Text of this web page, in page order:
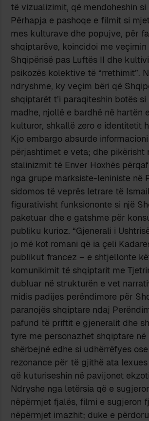
të vizualizimit, që mendoheshin si
Përhapja e pashoqe e filmit si
mes kulturave dhe popujve, për
shqiptarëve, koincidoi me
Shqipërisë pas Luftës II dhe
psikozës kolektive të “rrethimit”.
ndryshme, ky veçim bëri që
shqiptarët t’i paraqiteshin botës si
madhe, njollë e bardhë në hartën
kulturor, shkallë zero e identitetit
Kjo embargo absurde
përjashtimet e veta; dhe pikërisht
stalinizmit të Enver Hoxhës
nga grupe marksiste-leniniste në
sidomos të veprës letrare të
figurativisht funksiononte si një
paketuar dhe e gatshme për
publiku kurioz. “Gjenerali i
jo më kot romani që ia çeli
publikut francez – e shtjellonte
komunikimit të shqiptarit me
dubluar në strukturën e vet
midis padijes perëndimore për
paranojës shqiptare ndaj
pafund të priftit e gjeneralit dhe
tyre me personazhet shqiptare në
shërbejnë edhe si udhërrëfyes
rezonance për të gjithë ata
që kuturiseshin në pavijonet
Ndryshe nga letërsia që e
nëpërmjet fjalës, filmi e sugjeron
nëpërmjet imazhit; duke e